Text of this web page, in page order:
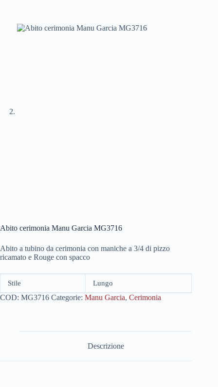
Abito cerimonia Manu Garcia MG3716
Abito a tubino da cerimonia con maniche a 3/4 di pizzo
ricamato e Rouge con spacco
Stile Lungo
COD: MG3716 Categorie: Manu Garcia, Cerimonia
Descrizione